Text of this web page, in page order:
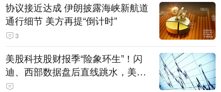
协议接近达成 伊朗披露海峡新航道
通行细节 美方再提“倒计时”
3
美股科技股财报季“险象环生”！闪
迪、西部数据盘后直线跳水，美股
存储芯片股深夜跳水